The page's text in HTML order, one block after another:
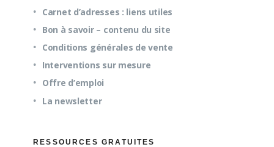
Carnet d’adresses : liens utiles
Bon à savoir – contenu du site
Conditions générales de vente
Interventions sur mesure
Offre d’emploi
La newsletter
RESSOURCES GRATUITES